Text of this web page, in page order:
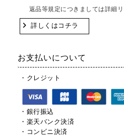
返品等規定につきましては詳細
詳しくはコチラ
お支払いについて
・クレジット
・銀行振込
・楽天バンク決済
・コンビニ決済